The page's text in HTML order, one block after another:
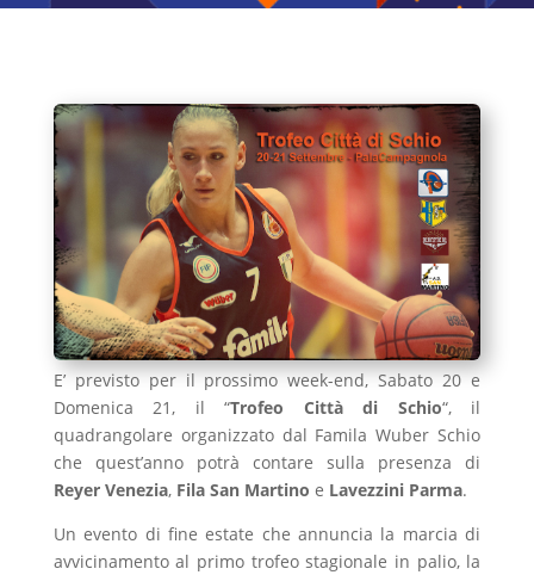
E’ previsto per il prossimo week-end, Sabato 20 e
Domenica 21, il “Trofeo Città di Schio“, il
quadrangolare organizzato dal Famila Wuber Schio
che quest’anno potrà contare sulla presenza di
Reyer Venezia, Fila San Martino e Lavezzini Parma.
Un evento di fine estate che annuncia la marcia di
avvicinamento al primo trofeo stagionale in palio, la